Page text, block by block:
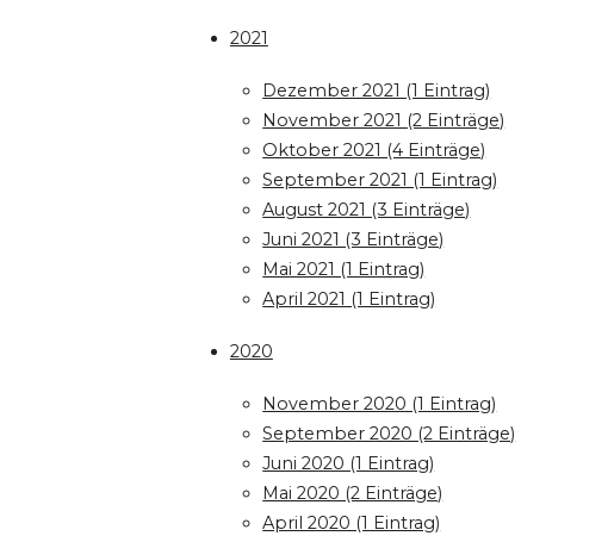
2021
Dezember 2021 (1 Eintrag)
November 2021 (2 Einträge)
Oktober 2021 (4 Einträge)
September 2021 (1 Eintrag)
August 2021 (3 Einträge)
Juni 2021 (3 Einträge)
Mai 2021 (1 Eintrag)
April 2021 (1 Eintrag)
2020
November 2020 (1 Eintrag)
September 2020 (2 Einträge)
Juni 2020 (1 Eintrag)
Mai 2020 (2 Einträge)
April 2020 (1 Eintrag)